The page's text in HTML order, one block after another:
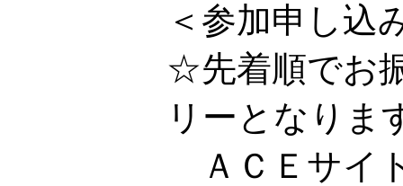
＜参加申し込
☆先着順でお
リーとなりま
ＡＣＥサイ